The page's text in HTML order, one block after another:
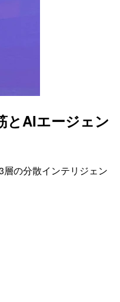
とAIエージェン
の分散インテリジェン